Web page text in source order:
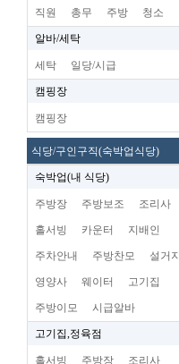
직원 총무 주방 청소
알바/세탁
세탁 일당/시급
캠핑장
캠핑장
식당/구인구직(숙박업식당)
숙박업(내 식당)
주방장 주방보조 조리사
홀서빙 카운터 지배인
주차안내 주방찬모 설거지
영양사 웨이터 고기집
주방이모 시급알바
고기집,정육점
홀서빙 주방장 조리사